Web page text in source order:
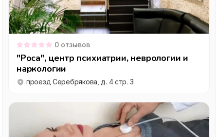
0 отзывов
"Роса", центр психиатрии, неврологии и
наркологии
проезд Серебрякова, д. 4 стр. 3